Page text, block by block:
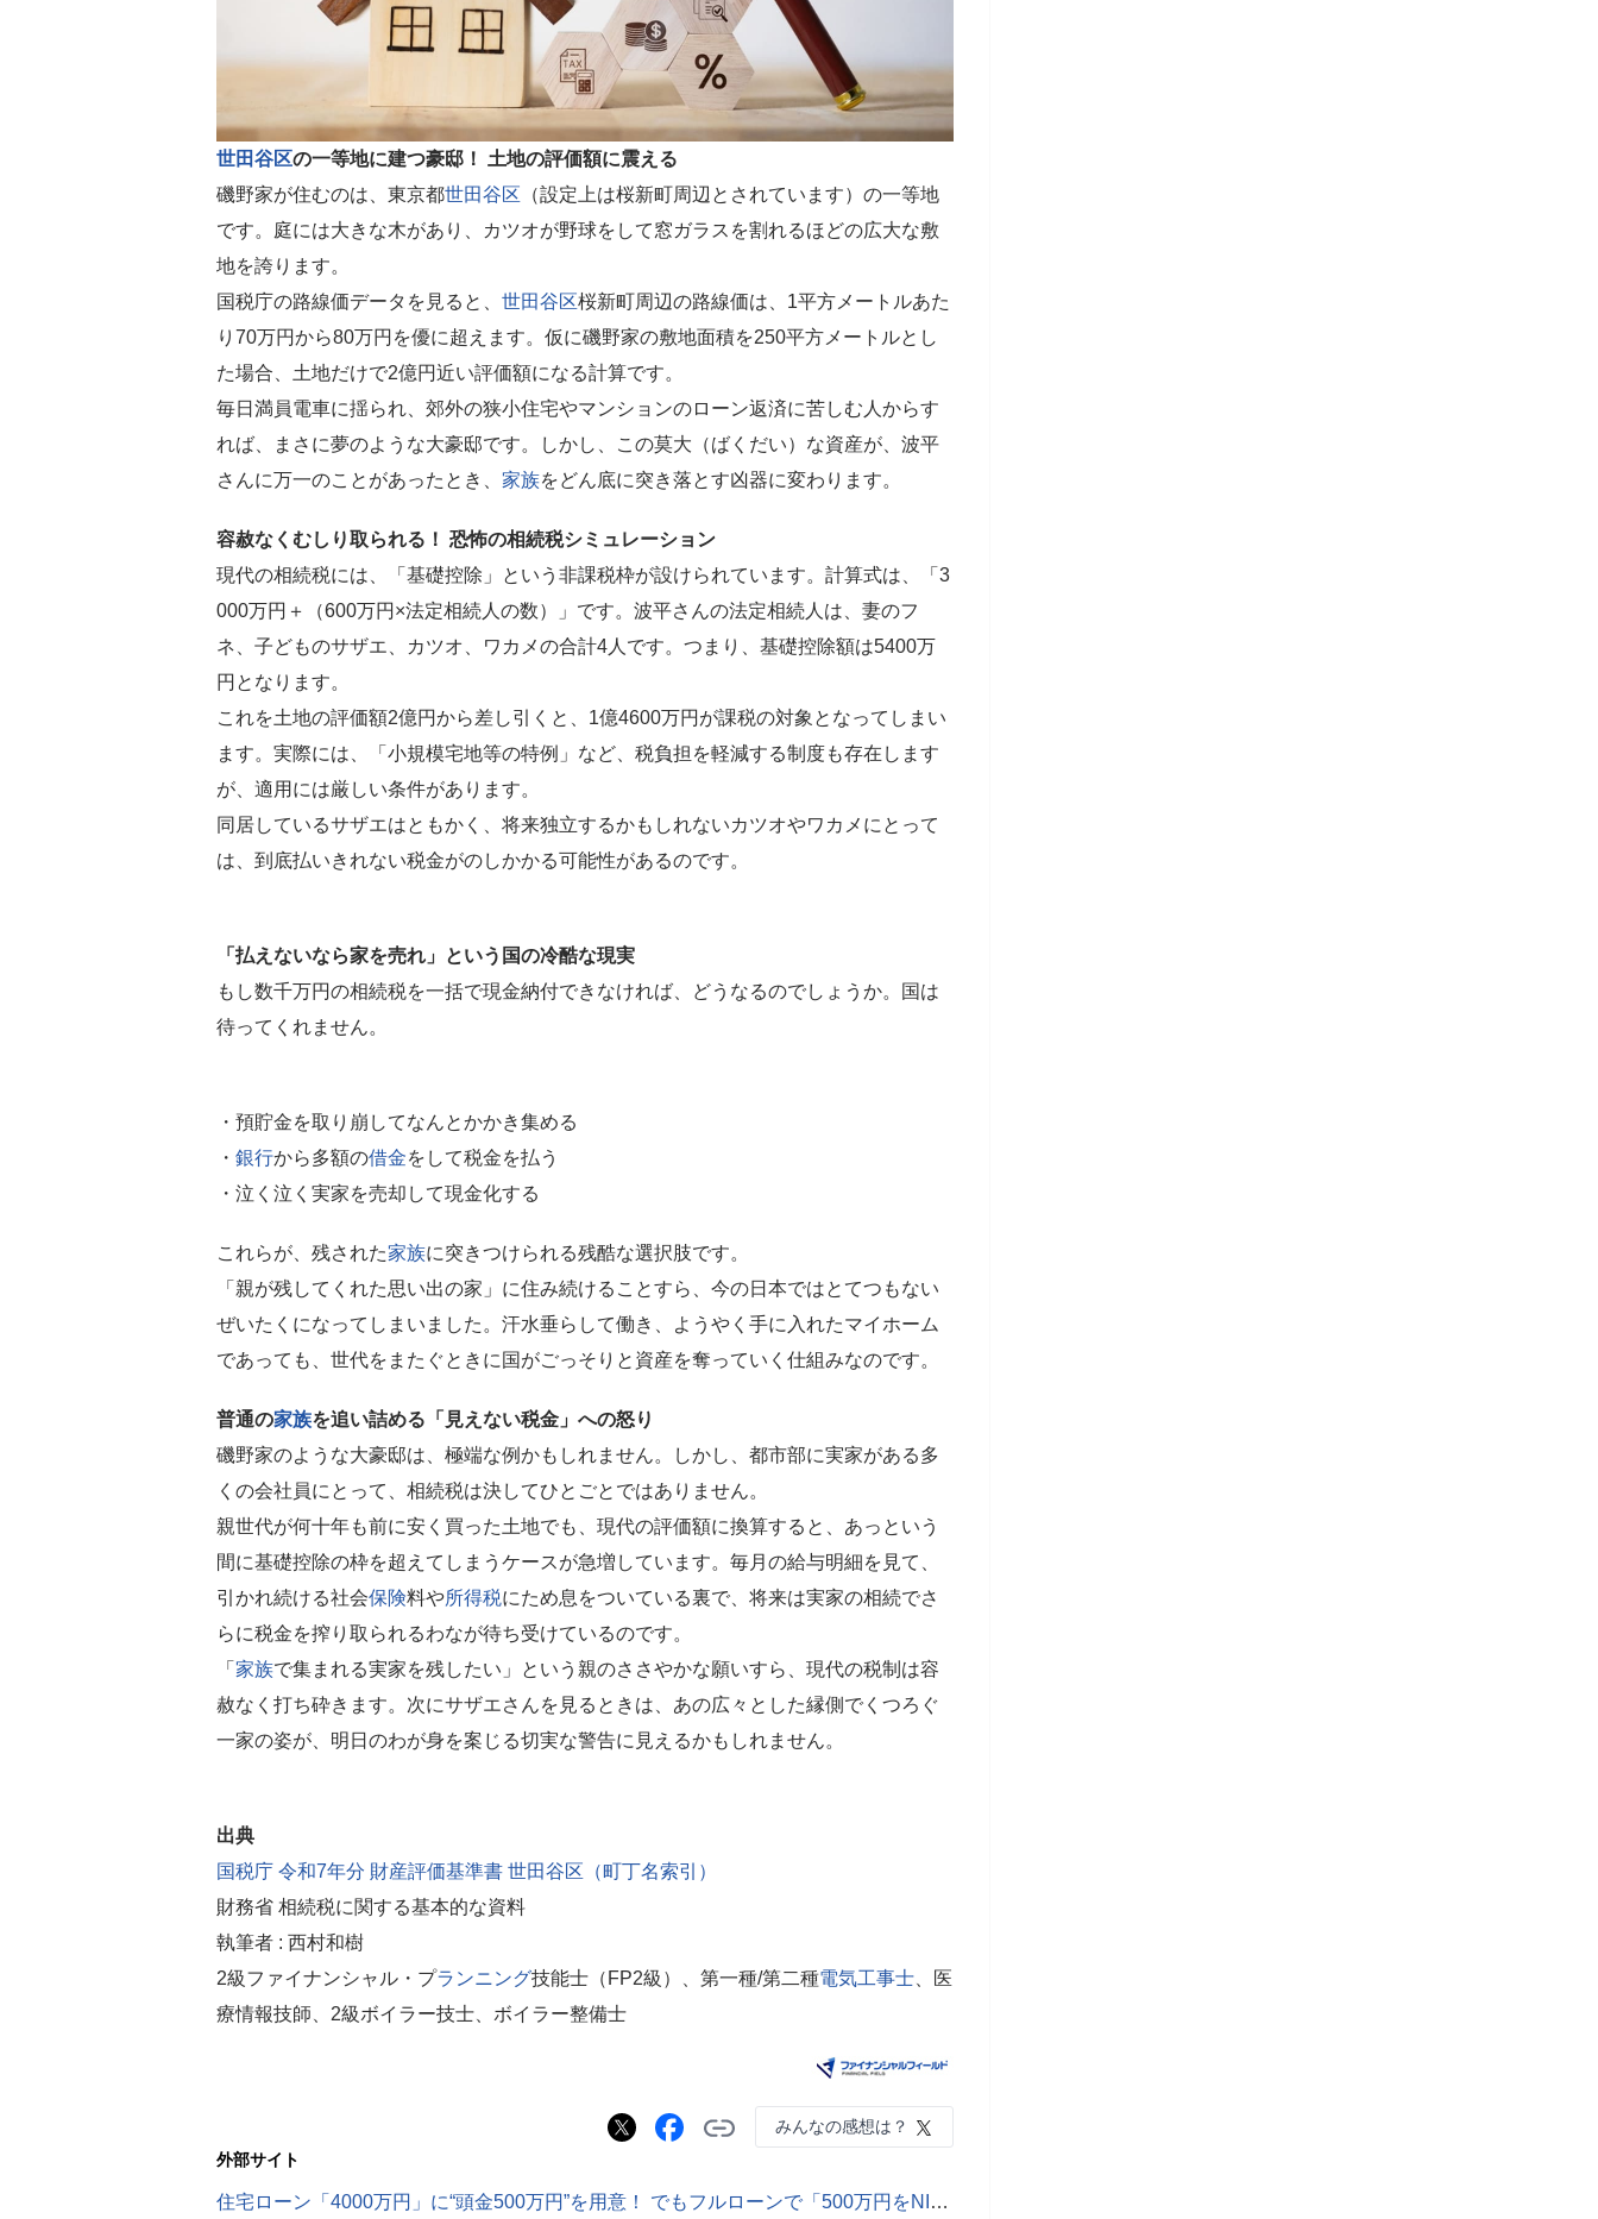
世田谷区の一等地に建つ豪邸！ 土地の評価額に震える
磯野家が住むのは、東京都世田谷区 （設定上は桜新町周辺とされています）の一等地
です。庭には大きな木があり、カツオが野球をして窓ガラスを割れるほどの広大な敷
地を誇ります。
国税庁の路線価データを見ると、 世田谷区桜新町周辺の路線価は、1平方メートルあた
り70万円から80万円を優に超えます。仮に磯野家の敷地面積を250平方メートルとし
た場合、土地だけで2億円近い評価額になる計算です。
毎日満員電車に揺られ、郊外の狭小住宅やマンションのローン返済に苦しむ人からす
れば、まさに夢のような大豪邸です。しかし、この莫大（ばくだい）な資産が、波平
さんに万一のことがあったとき、 家族をどん底に突き落とす凶器に変わります。
容赦なくむしり取られる！ 恐怖の相続税シミュレーション
現代の相続税には、「基礎控除」という非課税枠が設けられています。計算式は、「3
000万円＋（600万円×法定相続人の数）」です。波平さんの法定相続人は、妻のフ
ネ、子どものサザエ、カツオ、ワカメの合計4人です。つまり、基礎控除額は5400万
円となります。
これを土地の評価額2億円から差し引くと、1億4600万円が課税の対象となってしまい
ます。実際には、「小規模宅地等の特例」など、税負担を軽減する制度も存在します
が、適用には厳しい条件があります。
同居しているサザエはともかく、将来独立するかもしれないカツオやワカメにとって
は、到底払いきれない税金がのしかかる可能性があるのです。
「払えないなら家を売れ」という国の冷酷な現実
もし数千万円の相続税を一括で現金納付できなければ、どうなるのでしょうか。国は
待ってくれません。
・預貯金を取り崩してなんとかかき集める
・ 銀行から多額の借金をして税金を払う
・泣く泣く実家を売却して現金化する
これらが、残された家族に突きつけられる残酷な選択肢です。
「親が残してくれた思い出の家」に住み続けることすら、今の日本ではとてつもない
ぜいたくになってしまいました。汗水垂らして働き、ようやく手に入れたマイホーム
であっても、世代をまたぐときに国がごっそりと資産を奪っていく仕組みなのです。
普通の家族を追い詰める「見えない税金」への怒り
磯野家のような大豪邸は、極端な例かもしれません。しかし、都市部に実家がある多
くの会社員にとって、相続税は決してひとごとではありません。
親世代が何十年も前に安く買った土地でも、現代の評価額に換算すると、あっという
間に基礎控除の枠を超えてしまうケースが急増しています。毎月の給与明細を見て、
引かれ続ける社会保険料や所得税にため息をついている裏で、将来は実家の相続でさ
らに税金を搾り取られるわなが待ち受けているのです。
「 家族で集まれる実家を残したい」という親のささやかな願いすら、現代の税制は容
赦なく打ち砕きます。次にサザエさんを見るときは、あの広々とした縁側でくつろぐ
一家の姿が、明日のわが身を案じる切実な警告に見えるかもしれません。
出典
国税庁 令和7年分 財産評価基準書 世田谷区（町丁名索引）
財務省 相続税に関する基本的な資料
執筆者 : 西村和樹
2級ファイナンシャル・プランニング技能士（FP2級）、第一種/第二種電気工事士 、医
療情報技師、2級ボイラー技士、ボイラー整備士
みんなの感想は？
外部サイト
住宅ローン「4000万円」に“頭金500万円”を用意！ でもフルローンで「500万円をNISA運用」のほうが得って本当ですか？“35年後の実質負担額”をシミュレーション